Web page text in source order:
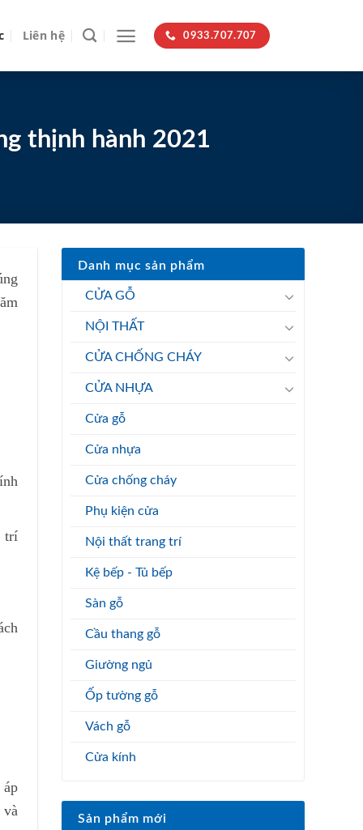
Liên hệ 0933.707.707
thịnh hành 2021
trí
và
Danh mục sản phẩm
CỬA GỖ
NỘI THẤT
CỬA CHỐNG CHÁY
CỬA NHỰA
Cửa gỗ
Cửa nhựa
Cửa chống cháy
Phụ kiện cửa
Nội thất trang trí
Kệ bếp - Tủ bếp
Sàn gỗ
Cầu thang gỗ
Giường ngủ
Ốp tường gỗ
Vách gỗ
Cửa kính
Sản phẩm mới